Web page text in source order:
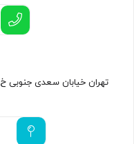
تهران خیابان سعدی جنوبی خ